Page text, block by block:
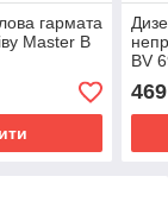
гармата
Master B
BV